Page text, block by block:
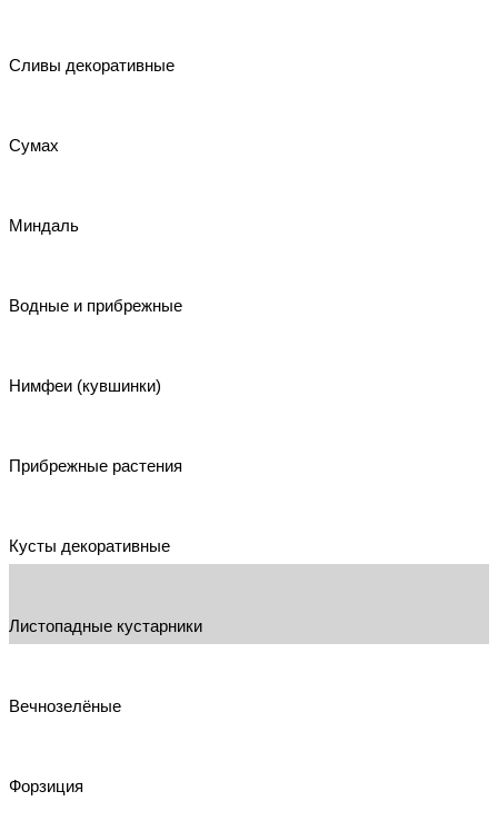
Сливы декоративные
Сумах
Миндаль
Водные и прибрежные
Нимфеи (кувшинки)
Прибрежные растения
Кусты декоративные
Листопадные кустарники
Вечнозелёные
Форзиция